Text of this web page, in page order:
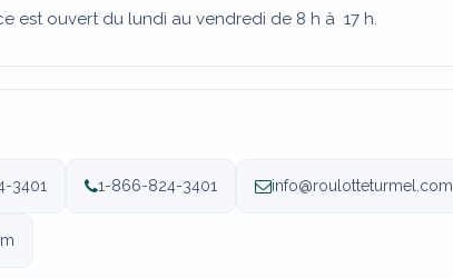
est ouvert du lundi au vendredi de 8 h à 17 h.
3401 1-866-824-3401 info@roulotteturmel.com